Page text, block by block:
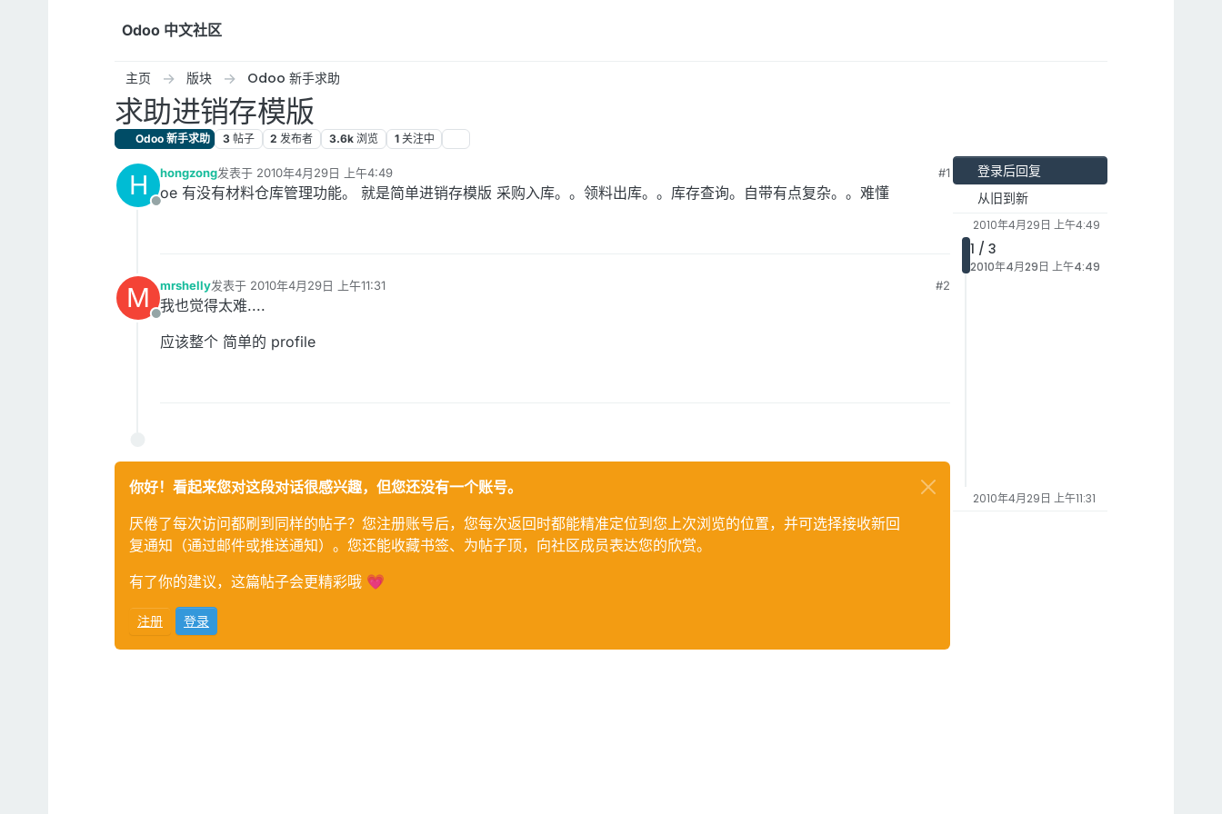
Odoo 中文社区
主页 版块 Odoo 新手求助
求助进销存模版
Odoo 新手求助 3 帖子 2 发布者 3.6k 浏览 1 关注中
H
离线
hongzong发表于 2010年4月29日 上午4:49
最后由 编辑
#1
oe 有没有材料仓库管理功能。 就是简单进销存模版 采购入库。。领料出库。。库存查询。自带有点复杂。。难懂
M
离线
mrshelly发表于 2010年4月29日 上午11:31
最后由 编辑
#2
我也觉得太难....
应该整个 简单的 profile
你好！看起来您对这段对话很感兴趣，但您还没有一个账号。
厌倦了每次访问都刷到同样的帖子？您注册账号后，您每次返回时都能精准定位到您上次浏览的位置，并可选择接收新回
复通知（通过邮件或推送通知）。您还能收藏书签、为帖子顶，向社区成员表达您的欣赏。
有了你的建议，这篇帖子会更精彩哦 💗
注册 登录
登录后回复
从旧到新
2010年4月29日 上午4:49
1 / 3
2010年4月29日 上午4:49
2010年4月29日 上午11:31